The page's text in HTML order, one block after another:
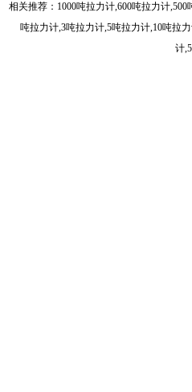
相关推荐： 1000吨拉力计,600吨拉力计,500
吨拉力计,3吨拉力计,5吨拉力计,10吨拉
计,